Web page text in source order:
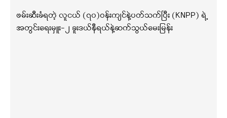
ဖမ်းဆီးခံရတဲ့ လူငယ် (၇၀)ဝန်းကျင်နဲ့ပတ်သက်ပြီး (KNPP) ရဲ့
အတွင်းရေးမှူး-၂ ခူးဒယ်နီရယ်နဲ့ဆက်သွယ်မေးမြန်း